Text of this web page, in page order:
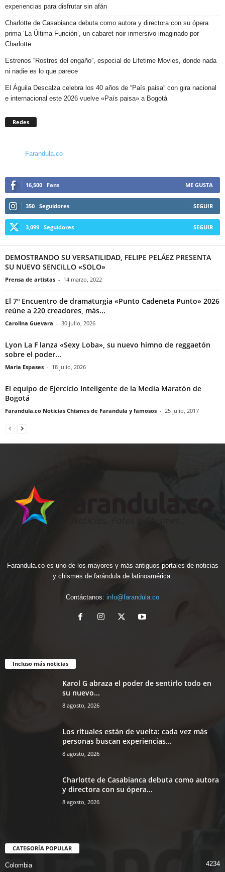
experiencias para disfrutar sin afán
Charlotte de Casabianca debuta como autora y directora con su ópera
prima ‘La Última Función’, un cabaret noir inmersivo imaginado por
Charlotte
Estrenos “Rostros del engaño”, especial de Lifetime Movies, donde nada
ni nadie es lo que parece
El Águila Descalza celebra los 40 años de “País paisa” con gira nacional
e internacional este 2026 vuelve «País paisa» a Bogotá
Redes
Farandula.co
16,500 Fans ME GUSTA
350 Seguidores SEGUIR
3,099 Seguidores SEGUIR
DEMOSTRANDO SU VERSATILIDAD, FELIPE PELÁEZ PRESENTA
SU NUEVO SENCILLO «SOLO»
Prensa de artistas - 14 marzo, 2022
El 7º Encuentro de dramaturgia «Punto Cadeneta Punto» 2026
reúne a 220 creadores, más...
Carolina Guevara - 30 julio, 2026
Lyon La F lanza «Sexy Loba», su nuevo himno de reggaetón
sobre el poder...
Maria Espases - 18 julio, 2026
El equipo de Ejercicio Inteligente de la Media Maratón de
Bogotá
Farandula.co Noticias Chismes de Farandula y famosos - 25 julio, 2017
Farandula.co es uno de los mayores y más antiguos portales de noticias
y chismes de farándula de latinoamérica.
Contáctanos: info@farandula.co
Incluso más noticias
Karol G abraza el poder de sentirlo todo en
su nuevo...
8 agosto, 2026
Los rituales están de vuelta: cada vez más
personas buscan experiencias...
8 agosto, 2026
Charlotte de Casabianca debuta como autora
y directora con su ópera...
8 agosto, 2026
CATEGORÍA POPULAR
Colombia 4234